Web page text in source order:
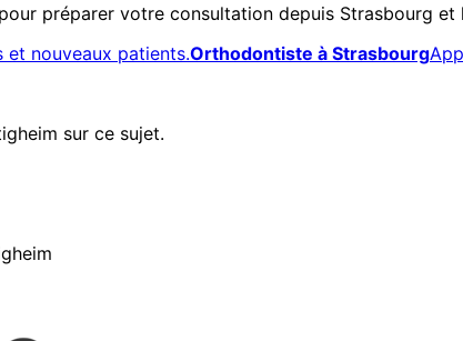
préparer votre consultation depuis Strasbourg et
et nouveaux patients.Orthodontiste à Strasbourg
sur ce sujet.